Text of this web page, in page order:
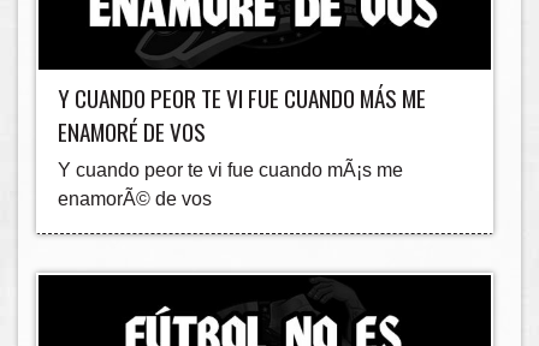
Y CUANDO PEOR TE VI FUE CUANDO MÁS ME
ENAMORÉ DE VOS
Y cuando peor te vi fue cuando mÃ¡s me
enamorÃ© de vos